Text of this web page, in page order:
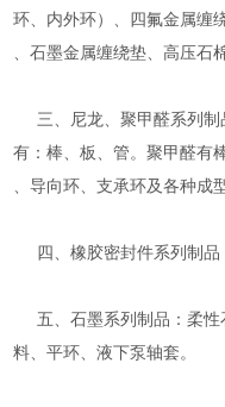
环、内外环）、四氟金属缠
、石墨金属缠绕垫、高压石
三、尼龙、聚甲醛系列制
有：棒、板、管。聚甲醛有
、导向环、支承环及各种成
四、橡胶密封件系列制品
五、石墨系列制品：柔性
料、平环、液下泵轴套。